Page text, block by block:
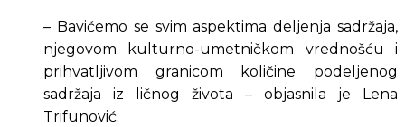
– Bavićemo se svim aspektima deljenja sadržaja,
njegovom kulturno-umetničkom vrednošću i
prihvatljivom granicom količine podeljenog
sadržaja iz ličnog života – objasnila je Lena
Trifunović.